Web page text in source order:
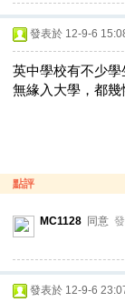
發表於 12-9-6
英中學校有不少學
無緣入大學，都幾
點評
MC1128 同意
發表於 12-9-6